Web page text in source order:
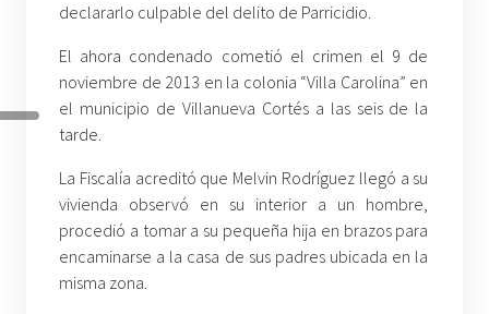
declararlo culpable del delito de Parricidio.
El ahora condenado cometió el crimen el 9 de
noviembre de 2013 en la colonia “Villa Carolina” en
el municipio de Villanueva Cortés a las seis de la
tarde.
La Fiscalía acreditó que Melvin Rodríguez llegó a su
vivienda observó en su interior a un hombre,
procedió a tomar a su pequeña hija en brazos para
encaminarse a la casa de sus padres ubicada en la
misma zona.